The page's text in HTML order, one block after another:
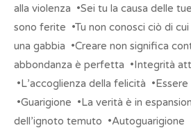
alla violenza •Sei tu la causa delle
sono ferite •Tu non conosci ciò di
una gabbia •Creare non significa
abbondanza è perfetta •Integrità
•L’accoglienza della felicità
•Guarigione •La verità è in
dell’ignoto temuto •Autoguarigione